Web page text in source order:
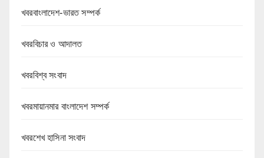
খবরবাংলাদেশ-ভারত সম্পর্ক
খবরবিচার ও আদালত
খবরবিশ্ব সংবাদ
খবরমায়ানমার বাংলাদেশ সম্পর্ক
খবরশেখ হাসিনা সংবাদ